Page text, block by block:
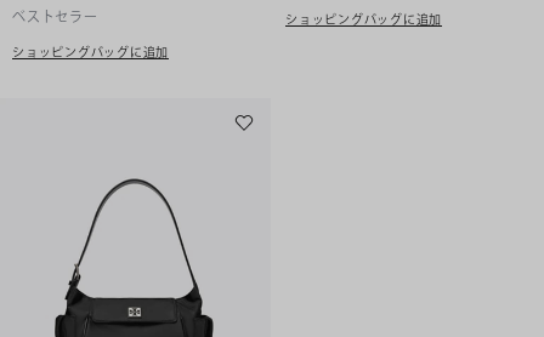
ベストセラー
ショッピングバッグに追加
ショッピングバッグに追加